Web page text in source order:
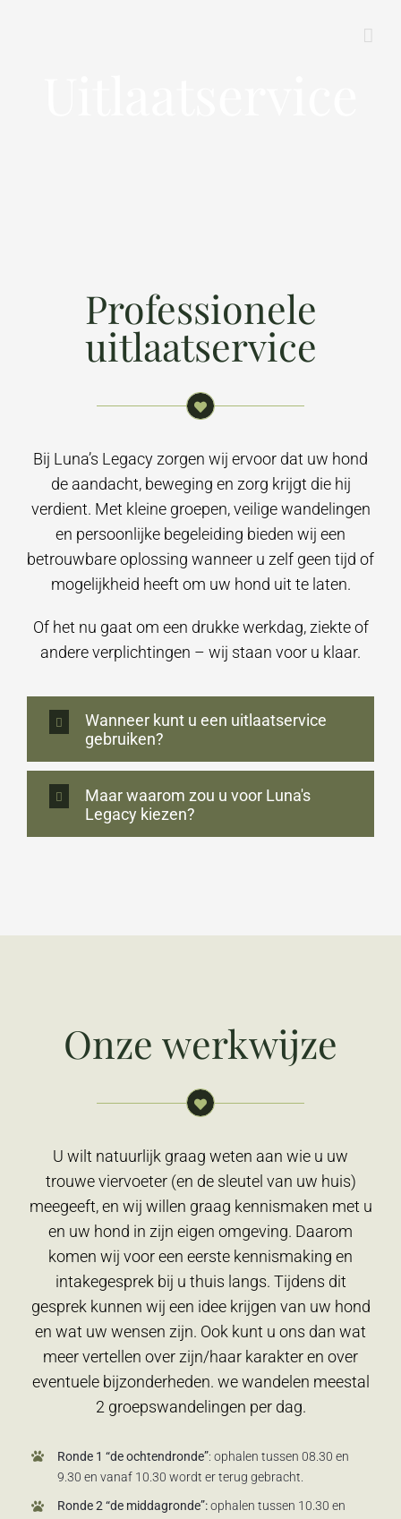
Professionele
uitlaatservice
Bij Luna’s Legacy zorgen wij ervoor dat uw hond
de aandacht, beweging en zorg krijgt die hij
verdient. Met kleine groepen, veilige wandelingen
en persoonlijke begeleiding bieden wij een
betrouwbare oplossing wanneer u zelf geen tijd of
mogelijkheid heeft om uw hond uit te laten.
Of het nu gaat om een drukke werkdag, ziekte of
andere verplichtingen – wij staan voor u klaar.
Wanneer kunt u een uitlaatservice
gebruiken?
Maar waarom zou u voor Luna's
Legacy kiezen?
Onze werkwijze
U wilt natuurlijk graag weten aan wie u uw
trouwe viervoeter (en de sleutel van uw huis)
meegeeft, en wij willen graag kennismaken met u
en uw hond in zijn eigen omgeving. Daarom
komen wij voor een eerste kennismaking en
intakegesprek bij u thuis langs. Tijdens dit
gesprek kunnen wij een idee krijgen van uw hond
en wat uw wensen zijn. Ook kunt u ons dan wat
meer vertellen over zijn/haar karakter en over
eventuele bijzonderheden. we wandelen meestal
2 groepswandelingen per dag.
Ronde 1 “de ochtendronde”: ophalen tussen 08.30 en
9.30 en vanaf 10.30 wordt er terug gebracht.
Ronde 2 “de middagronde”:ophalen tussen 10.30 en